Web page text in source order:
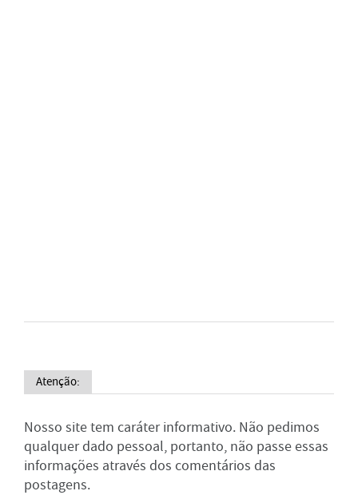
Atenção:
Nosso site tem caráter informativo. Não pedimos
qualquer dado pessoal, portanto, não passe essas
informações através dos comentários das
postagens.